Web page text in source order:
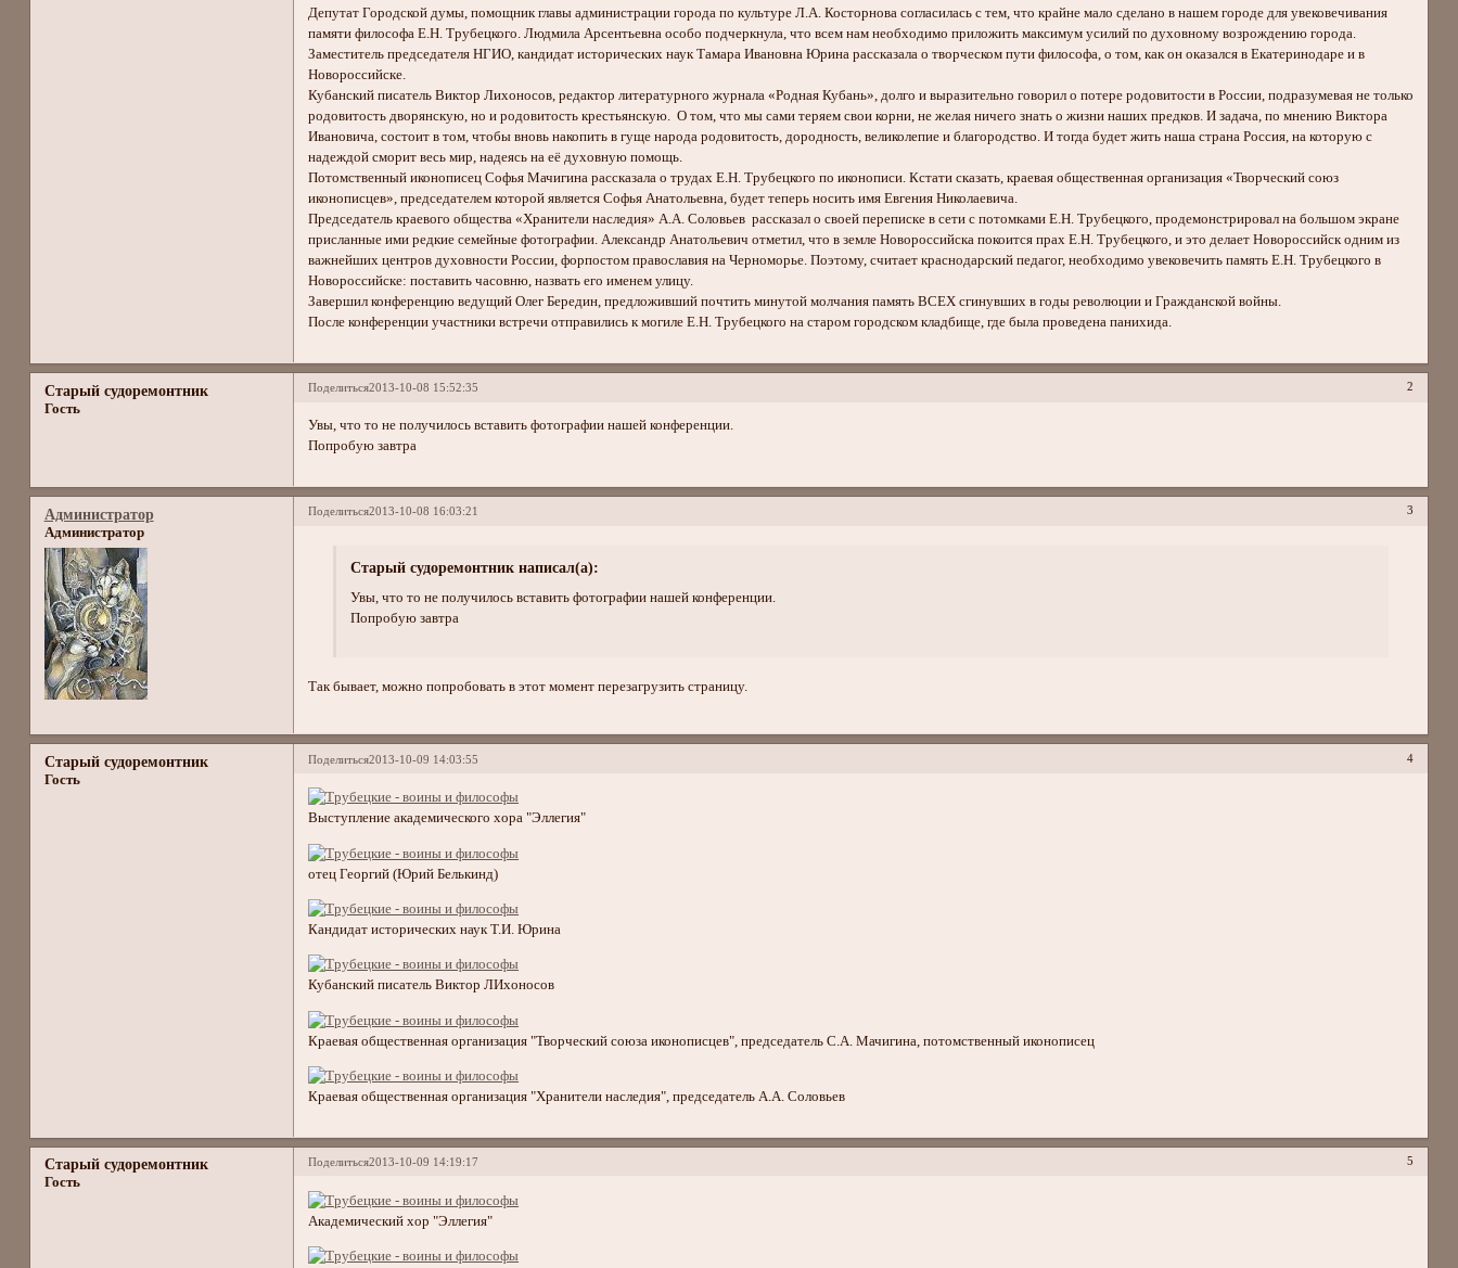
Депутат Городской думы, помощник главы администрации города по культуре Л.А. Косторнова согласилась с тем, что крайне мало сделано в нашем городе для увековечивания
памяти философа Е.Н. Трубецкого. Людмила Арсентьевна особо подчеркнула, что всем нам необходимо приложить максимум усилий по духовному возрождению города.
Заместитель председателя НГИО, кандидат исторических наук Тамара Ивановна Юрина рассказала о творческом пути философа, о том, как он оказался в Екатеринодаре и в
Новороссийске.
Кубанский писатель Виктор Лихоносов, редактор литературного журнала «Родная Кубань», долго и выразительно говорил о потере родовитости в России, подразумевая не только
родовитость дворянскую, но и родовитость крестьянскую. О том, что мы сами теряем свои корни, не желая ничего знать о жизни наших предков. И задача, по мнению Виктора
Ивановича, состоит в том, чтобы вновь накопить в гуще народа родовитость, дородность, великолепие и благородство. И тогда будет жить наша страна Россия, на которую с
надеждой сморит весь мир, надеясь на её духовную помощь.
Потомственный иконописец Софья Мачигина рассказала о трудах Е.Н. Трубецкого по иконописи. Кстати сказать, краевая общественная организация «Творческий союз
иконописцев», председателем которой является Софья Анатольевна, будет теперь носить имя Евгения Николаевича.
Председатель краевого общества «Хранители наследия» А.А. Соловьев рассказал о своей переписке в сети с потомками Е.Н. Трубецкого, продемонстрировал на большом экране
присланные ими редкие семейные фотографии. Александр Анатольевич отметил, что в земле Новороссийска покоится прах Е.Н. Трубецкого, и это делает Новороссийск одним из
важнейших центров духовности России, форпостом православия на Черноморье. Поэтому, считает краснодарский педагог, необходимо увековечить память Е.Н. Трубецкого в
Новороссийске: поставить часовню, назвать его именем улицу.
Завершил конференцию ведущий Олег Бередин, предложивший почтить минутой молчания память ВСЕХ сгинувших в годы революции и Гражданской войны.
После конференции участники встречи отправились к могиле Е.Н. Трубецкого на старом городском кладбище, где была проведена панихида.
Поделиться 2
2013-10-08 15:52:35
Старый судоремонтник
Гость
Увы, что то не получилось вставить фотографии нашей конференции.
Попробую завтра
Поделиться 3
2013-10-08 16:03:21
Администратор
Администратор
Старый судоремонтник написал(а):
Увы, что то не получилось вставить фотографии нашей конференции.
Попробую завтра
Так бывает, можно попробовать в этот момент перезагрузить страницу.
Поделиться 4
2013-10-09 14:03:55
Старый судоремонтник
Гость
Выступление академического хора "Эллегия"
отец Георгий (Юрий Белькинд)
Кандидат исторических наук Т.И. Юрина
Кубанский писатель Виктор ЛИхоносов
Краевая общественная организация "Творческий союза иконописцев", председатель С.А. Мачигина, потомственный иконописец
Краевая общественная организация "Хранители наследия", председатель А.А. Соловьев
Поделиться 5
2013-10-09 14:19:17
Старый судоремонтник
Гость
Академический хор "Эллегия"